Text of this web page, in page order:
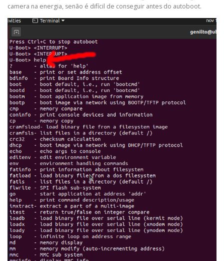
camera na energia, senão é difícil de conseguir antes do autoboot.